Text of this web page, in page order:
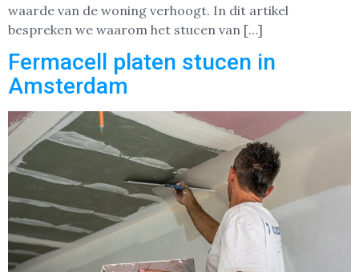
waarde van de woning verhoogt. In dit artikel
bespreken we waarom het stucen van […]
Fermacell platen stucen in
Amsterdam